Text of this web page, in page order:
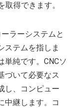
得できます。
ラーシステムと
ステムを指しま
単純です。CNCソ
づいて必要なス
し、コンピュー
中継します。コ